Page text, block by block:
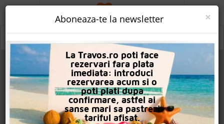
Istanbul
PROMO
CAUTA REZERVARE
OFERTA PERSONALIZATA
DESPRE NOI
LOGIN
×
Aboneaza-te la newsletter
La Travos.ro poti face
rezervari fara plata
imediata: introduci
rezervarea acum si o
poti plati dupa
confirmare, astfel ai
sanse mari sa pastrezi
tariful afisat.